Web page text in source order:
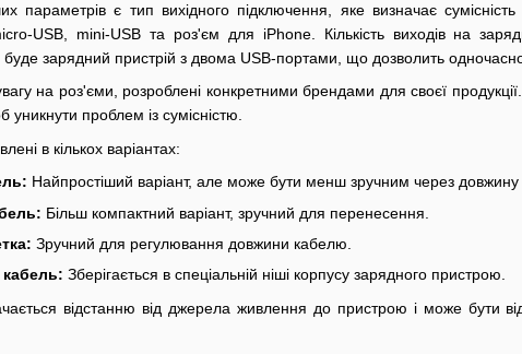
параметрів є тип вихідного підключення, яке визначає
USB, mini-USB та роз'єм для iPhone. Кількість виходів на
зарядний пристрій з двома USB-портами, що дозволить одночасно
на роз'єми, розроблені конкретними брендами для своєї
проблем із сумісністю.
в кількох варіантах:
Найпростіший варіант, але може бути менш зручним через довжину
Більш компактний варіант, зручний для перенесення.
Зручний для регулювання довжини кабелю.
Зберігається в спеціальній ніші корпусу зарядного пристрою.
відстанню від джерела живлення до пристрою і може бути